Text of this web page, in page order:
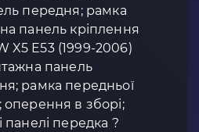
передня; рамка
панель кріплення
X5 E53 (1999-2006)
панель
рамка передньої
оперення в зборі;
панелі передка ?